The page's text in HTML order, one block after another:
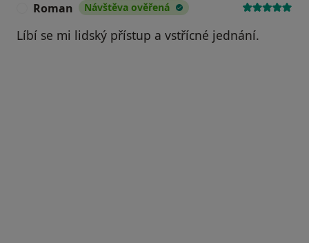
Roman Návštěva ověřená
Líbí se mi lidský přístup a vstřícné jednání.